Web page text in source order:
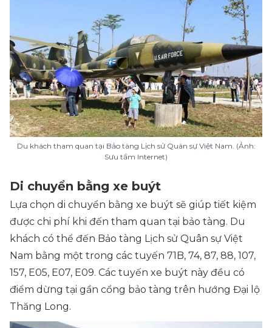
Du khách tham quan tại Bảo tàng Lịch sử Quân sự Việt Nam. (Ảnh:
Sưu tầm Internet)
Di chuyển bằng xe buýt
Lựa chọn di chuyển bằng xe buýt sẽ giúp tiết kiệm
được chi phí khi đến tham quan tại bảo tàng. Du
khách có thể đến Bảo tàng Lịch sử Quân sự Việt
Nam bằng một trong các tuyến 71B, 74, 87, 88, 107,
157, E05, E07, E09. Các tuyến xe buýt này đều có
điểm dừng tại gần cổng bảo tàng trên hướng Đại lộ
Thăng Long.